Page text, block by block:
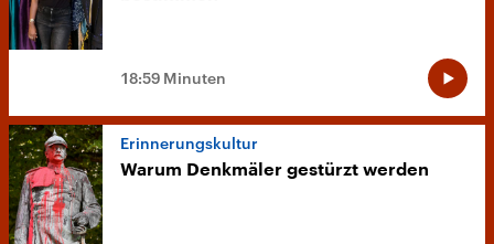
18:59 Minuten
Erinnerungskultur
Warum Denkmäler gestürzt werden